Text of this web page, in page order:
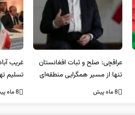
عراقچی: صلح و ثبات افغانستان
تنها از مسیر همگرایی منطقه‌ای
محقق می‌شود
8 ماه پیش
غریب
تسلیم
8 ماه پیش